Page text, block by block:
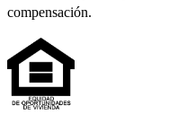
compensación.